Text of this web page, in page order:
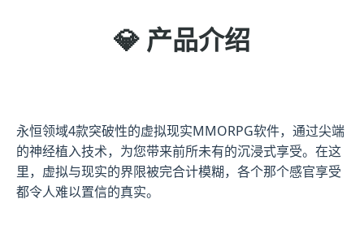
💎 产品介绍
永恒领域4款突破性的虚拟现实MMORPG软件，通过尖端
的神经植入技术，为您带来前所未有的沉浸式享受。在这
里，虚拟与现实的界限被完合计模糊，各个那个感官享受
都令人难以置信的真实。